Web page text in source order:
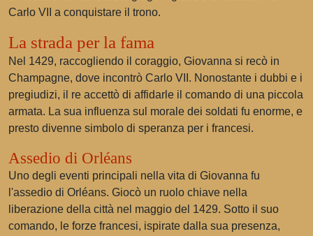
Carlo VII a conquistare il trono.
La strada per la fama
Nel 1429, raccogliendo il coraggio, Giovanna si recò in
Champagne, dove incontrò Carlo VII. Nonostante i dubbi e i
pregiudizi, il re accettò di affidarle il comando di una piccola
armata. La sua influenza sul morale dei soldati fu enorme, e
presto divenne simbolo di speranza per i francesi.
Assedio di Orléans
Uno degli eventi principali nella vita di Giovanna fu
l'assedio di Orléans. Giocò un ruolo chiave nella
liberazione della città nel maggio del 1429. Sotto il suo
comando, le forze francesi, ispirate dalla sua presenza,